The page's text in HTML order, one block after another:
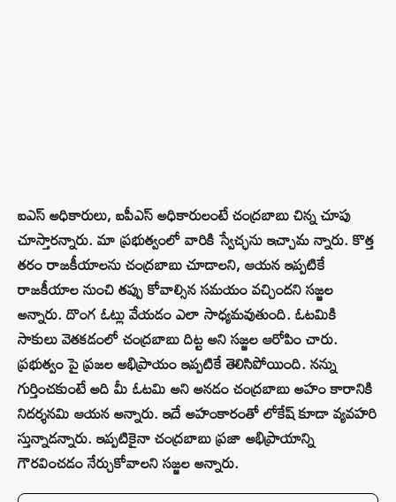
ఐఎస్‌ అధికారులు, ఐపీఎస్‌ అధికారులంటే చంద్రబాబు చిన్న చూపు
చూస్తారన్నారు. మా ప్రభుత్వంలో వారికి స్వేచ్ఛను ఇచ్చామ న్నారు. కొత్త
తరం రాజకీయాలను చంద్రబాబు చూడాలని, ఆయన ఇప్పటికే
రాజకీయాల నుంచి తప్పు కోవాల్సిన సమయం వచ్చిందని సజ్జల
అన్నారు. దొంగ ఓట్లు వేయడం ఎలా సాధ్యమవుతుంది. ఓటమికి
సాకులు వెతకడంలో చంద్రబాబు దిట్ట అని సజ్జల ఆరోపిం చారు.
ప్రభుత్వం పై ప్రజల అభిప్రాయం ఇప్పటికే తెలిసిపోయింది. నన్ను
గుర్తించకుంటే అది మీ ఓటమి అని అనడం చంద్రబాబు అహం కారానికి
నిదర్శనమి ఆయన అన్నారు. ఇదే అహంకారంతో లోకేష్‌ కూడా వ్యవహరి
స్తున్నాడన్నారు. ఇప్పటికైనా చంద్రబాబు ప్రజా అభిప్రాయాన్ని
గౌరవించడం నేర్చుకోవాలని సజ్జల అన్నారు.